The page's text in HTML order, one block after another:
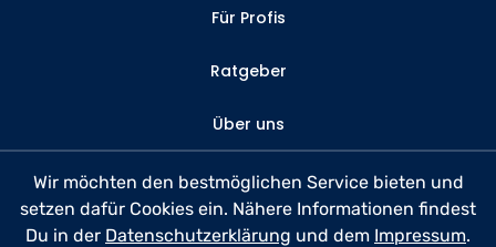
Für Profis
Ratgeber
Über uns
Kontakt
FAQ
Wir möchten den bestmöglichen Service bieten und
setzen dafür Cookies ein. Nähere Informationen findest
Du in der Datenschutzerklärung und dem Impressum.